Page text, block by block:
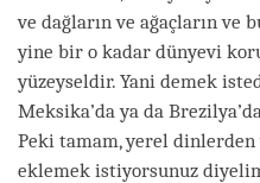
ve dağların ve ağaçların ve
yine bir o kadar dünyevi
yüzeyseldir. Yani demek
Meksika’da ya da
Peki tamam, yerel
eklemek istiyorsunuz